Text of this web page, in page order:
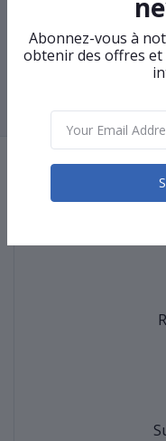
Rideaux simple prêta -
paire
Abonnez-vous à
obtenir des offres